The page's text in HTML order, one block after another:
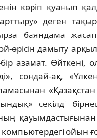
көрiп қуанып
деген
баяндама
өрiсiн дамыту
азамат. Өйткенi,
сондай-ақ,
секiлдi
ойын